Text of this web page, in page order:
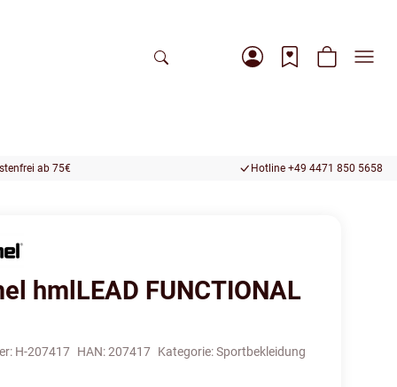
ab 75€ Hotline +49 4471 850 5658
hmlLEAD FUNCTIONAL
H-207417 HAN:207417 Kategorie:Sportbekleidung